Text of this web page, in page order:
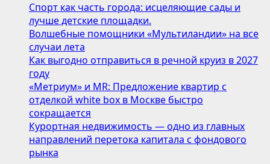
и
настойки
под
душевный
разговор
Спорт как часть города: исцеляющие сады и
лучше детские площадки.
Волшебные помощники «Мультиландии» на все
случаи лета
Как выгодно отправиться в речной круиз в 2027
году
«Метриум» и MR: Предложение квартир с
отделкой white box в Москве быстро
сокращается
Курортная недвижимость — одно из главных
направлений перетока капитала с фондового
рынка